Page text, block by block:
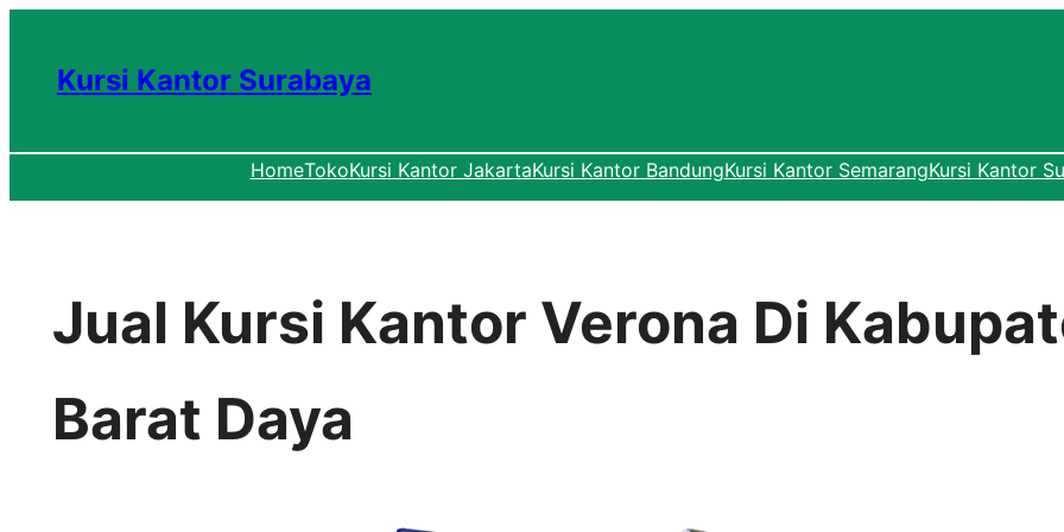
Kursi Kantor Surabaya
HomeTokoKursi Kantor JakartaKursi Kantor BandungKursi Kantor SemarangKursi Kantor
Jual Kursi Kantor Verona Di
Barat Daya